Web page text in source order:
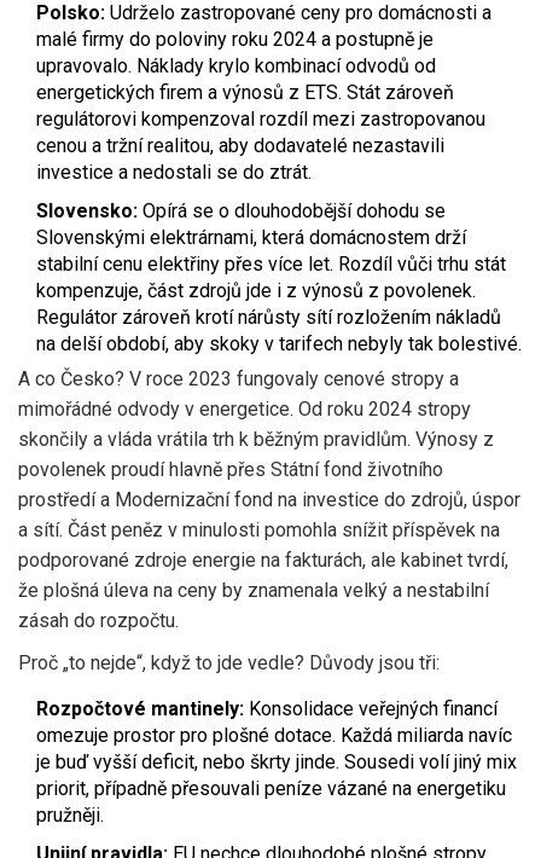
Polsko: Udrželo zastropované ceny pro domácnosti a
malé firmy do poloviny roku 2024 a postupně je
upravovalo. Náklady krylo kombinací odvodů od
energetických firem a výnosů z ETS. Stát zároveň
regulátorovi kompenzoval rozdíl mezi zastropovanou
cenou a tržní realitou, aby dodavatelé nezastavili
investice a nedostali se do ztrát.
Slovensko: Opírá se o dlouhodobější dohodu se
Slovenskými elektrárnami, která domácnostem drží
stabilní cenu elektřiny přes více let. Rozdíl vůči trhu stát
kompenzuje, část zdrojů jde i z výnosů z povolenek.
Regulátor zároveň krotí nárůsty sítí rozložením nákladů
na delší období, aby skoky v tarifech nebyly tak bolestivé.
A co Česko? V roce 2023 fungovaly cenové stropy a
mimořádné odvody v energetice. Od roku 2024 stropy
skončily a vláda vrátila trh k běžným pravidlům. Výnosy z
povolenek proudí hlavně přes Státní fond životního
prostředí a Modernizační fond na investice do zdrojů, úspor
a sítí. Část peněz v minulosti pomohla snížit příspěvek na
podporované zdroje energie na fakturách, ale kabinet tvrdí,
že plošná úleva na ceny by znamenala velký a nestabilní
zásah do rozpočtu.
Proč „to nejde“, když to jde vedle? Důvody jsou tři:
Rozpočtové mantinely: Konsolidace veřejných financí
omezuje prostor pro plošné dotace. Každá miliarda navíc
je buď vyšší deficit, nebo škrty jinde. Sousedi volí jiný mix
priorit, případně přesouvali peníze vázané na energetiku
pružněji.